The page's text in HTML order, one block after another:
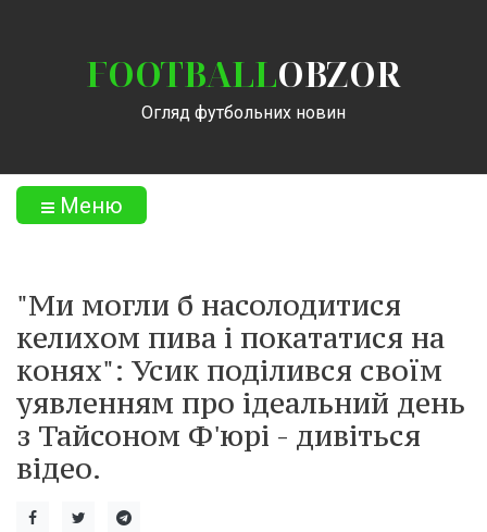
FOOTBALLOBZOR
Огляд футбольних новин
Меню
"Ми могли б насолодитися
келихом пива і покататися на
конях": Усик поділився своїм
уявленням про ідеальний день
з Тайсоном Ф'юрі - дивіться
відео.